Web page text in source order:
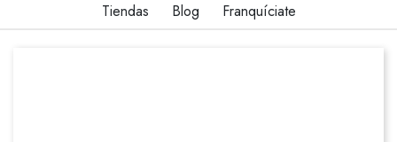
Tiendas Blog Franquíciate